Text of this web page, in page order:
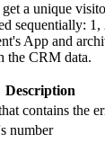
a unique
sequentially:
App and
the CRM data.
Description
contains the
number